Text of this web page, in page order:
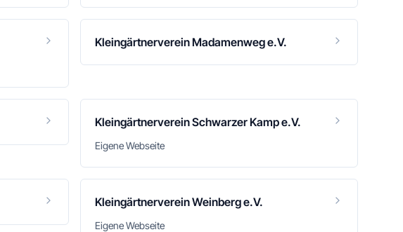
Kleingärtnerverein Madamenweg e.V.
Kleingärtnerverein Schwarzer Kamp e.V.
Eigene Webseite
Kleingärtnerverein Weinberg e.V.
Eigene Webseite